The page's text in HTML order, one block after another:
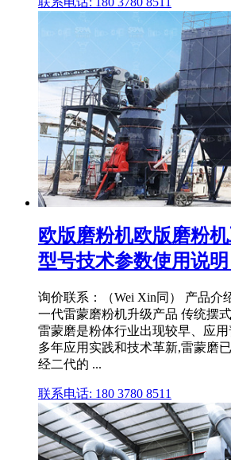
欧版磨粉机欧版磨粉
型号技术参数使用说明
询价联系：（Wei Xin同） 产品介
一代雷蒙磨粉机升级产品 传统摆
雷蒙磨是粉体行业出现较早、应
多年应用实践和技术革新,雷蒙磨
经二代的 ...
联系电话: 180 3780 8511